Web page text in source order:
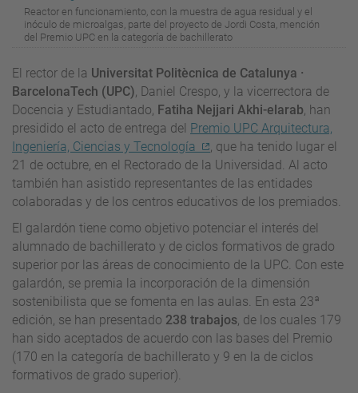
Reactor en funcionamiento, con la muestra de agua residual y el
inóculo de microalgas, parte del proyecto de Jordi Costa, mención
del Premio UPC en la categoría de bachillerato
El rector de la Universitat Politècnica de Catalunya ·
BarcelonaTech (UPC), Daniel Crespo, y la vicerrectora de
Docencia y Estudiantado, Fatiha Nejjari Akhi-elarab, han
presidido el acto de entrega del Premio UPC Arquitectura,
Ingeniería, Ciencias y Tecnología
, que ha tenido lugar el
21 de octubre, en el Rectorado de la Universidad. Al acto
también han asistido representantes de las entidades
colaboradas y de los centros educativos de los premiados.
El galardón tiene como objetivo potenciar el interés del
alumnado de bachillerato y de ciclos formativos de grado
superior por las áreas de conocimiento de la UPC. Con este
galardón, se premia la incorporación de la dimensión
sostenibilista que se fomenta en las aulas. En esta 23ª
edición, se han presentado 238 trabajos, de los cuales 179
han sido aceptados de acuerdo con las bases del Premio
(170 en la categoría de bachillerato y 9 en la de ciclos
formativos de grado superior).